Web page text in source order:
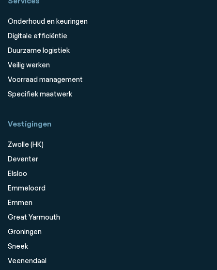
Onderhoud en keuringen
Digitale efficiëntie
Duurzame logistiek
Veilig werken
Voorraad management
Specifiek maatwerk
Vestigingen
Zwolle (HK)
Deventer
Elsloo
Emmeloord
Emmen
Great Yarmouth
Groningen
Sneek
Veenendaal